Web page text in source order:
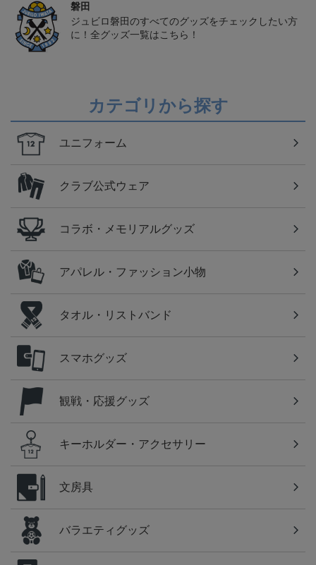
磐田
ジュビロ磐田のすべてのグッズをチェックしたい方
に！全グッズ一覧はこちら！
カテゴリから探す
ユニフォーム
クラブ公式ウェア
コラボ・メモリアルグッズ
アパレル・ファッション小物
タオル・リストバンド
スマホグッズ
観戦・応援グッズ
キーホルダー・アクセサリー
文房具
バラエティグッズ